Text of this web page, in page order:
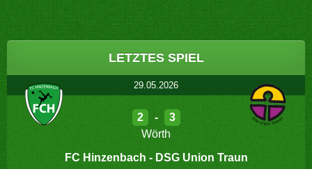
LETZTES SPIEL
29.05.2026
2 -
3
Wörth
FC Hinzenbach - DSG Union Traun